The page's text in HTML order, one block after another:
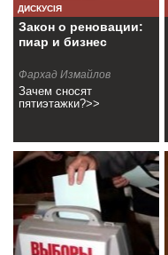
ДИСКУСІЯ
Закон о реновации:
пиар и бизнес
Фархад Измайлов
Зачем сносят
пятиэтажки?>>